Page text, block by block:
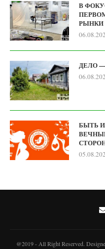
В
РЫНКИ
ДЕЛО
БЫТЬ
@2019 - All Right Reserved.